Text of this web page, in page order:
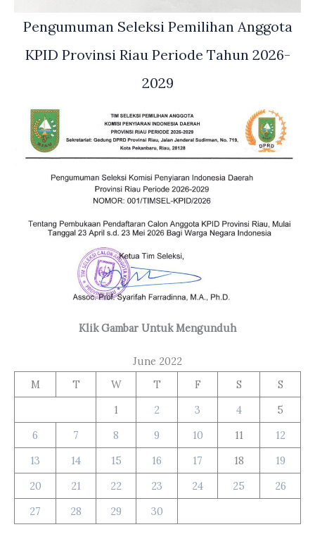
Pengumuman Seleksi Pemilihan Anggota
KPID Provinsi Riau Periode Tahun 2026-
2029
Klik Gambar Untuk Mengunduh
June 2022
M
T W T F S
S
1
2 3 4
5
6
7 8 9 10 11
12
13
14 15 16 17 18
19
20
21 22 23 24 25
26
27
28 29 30